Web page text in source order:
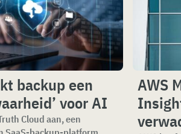
backup een
voor AI
Cloud aan, een
AWS